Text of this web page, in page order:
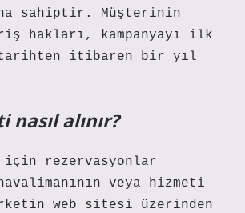
sahiptir. Müşterinin
hakları, kampanyayı ilk
tarihten itibaren bir yıl
nasıl alınır?
için rezervasyonlar
veya hizmeti
web sitesi üzerinden